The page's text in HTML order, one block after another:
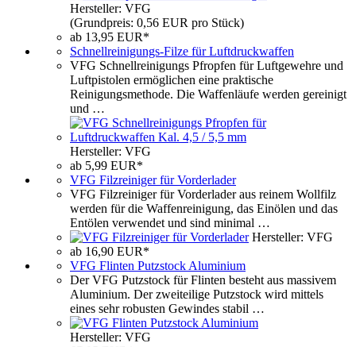
Hersteller: VFG
(Grundpreis: 0,56 EUR pro Stück)
ab 13,95 EUR*
Schnellreinigungs-Filze für Luftdruckwaffen
VFG Schnellreinigungs Pfropfen für Luftgewehre und
Luftpistolen ermöglichen eine praktische
Reinigungsmethode. Die Waffenläufe werden gereinigt
und …
Hersteller: VFG
ab 5,99 EUR*
VFG Filzreiniger für Vorderlader
VFG Filzreiniger für Vorderlader aus reinem Wollfilz
werden für die Waffenreinigung, das Einölen und das
Entölen verwendet und sind minimal …
Hersteller: VFG
ab 16,90 EUR*
VFG Flinten Putzstock Aluminium
Der VFG Putzstock für Flinten besteht aus massivem
Aluminium. Der zweiteilige Putzstock wird mittels
eines sehr robusten Gewindes stabil …
Hersteller: VFG